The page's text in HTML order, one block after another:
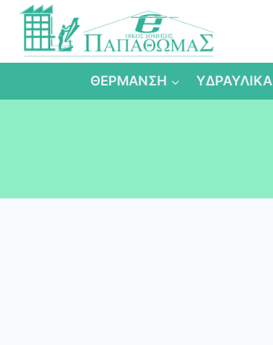
Skip
content
ΘΕΡΜΑΝΣΗ ΥΔΡΑΥΛΙΚΑ